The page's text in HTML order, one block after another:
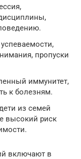
пропуски
иммунитет,
к болезням.
из семей
высокий риск
включают в